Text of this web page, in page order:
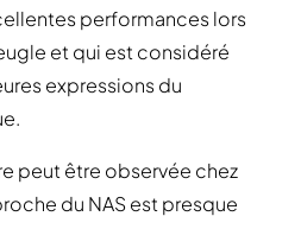
performances lors
et qui est considéré
expressions du
peut être observée chez
du NAS est presque